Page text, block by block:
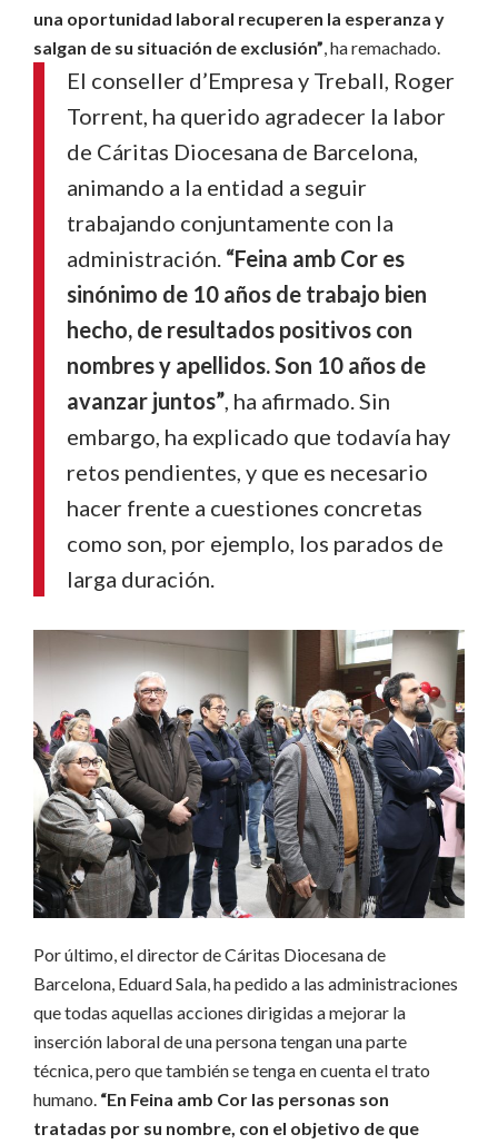
una oportunidad laboral recuperen la esperanza y
salgan de su situación de exclusión”, ha remachado.
El conseller d’Empresa y Treball, Roger
Torrent, ha querido agradecer la labor
de Cáritas Diocesana de Barcelona,
animando a la entidad a seguir
trabajando conjuntamente con la
administración. “Feina amb Cor es
sinónimo de 10 años de trabajo bien
hecho, de resultados positivos con
nombres y apellidos.Son 10 años de
avanzar juntos”, ha afirmado.Sin
embargo, ha explicado que todavía hay
retos pendientes, y que es necesario
hacer frente a cuestiones concretas
como son, por ejemplo, los parados de
larga duración.
Por último, el director de Cáritas Diocesana de
Barcelona, Eduard Sala, ha pedido a las administraciones
que todas aquellas acciones dirigidas a mejorar la
inserción laboral de una persona tengan una parte
técnica, pero que también se tenga en cuenta el trato
humano. “En Feina amb Cor las personas son
tratadas por su nombre, con el objetivo de que